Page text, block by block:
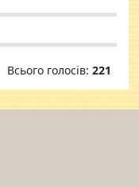
Всього голосів: 221